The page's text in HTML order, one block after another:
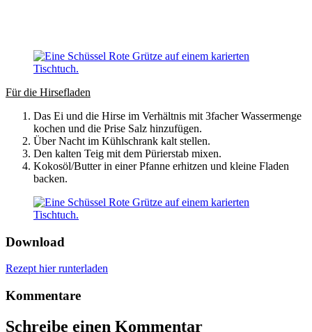
Für die Hirsefladen
Das Ei und die Hirse im Verhältnis mit 3facher Wassermenge
kochen und die Prise Salz hinzufügen.
Über Nacht im Kühlschrank kalt stellen.
Den kalten Teig mit dem Pürierstab mixen.
Kokosöl/Butter in einer Pfanne erhitzen und kleine Fladen
backen.
Download
Rezept hier runterladen
Kommentare
Schreibe einen Kommentar